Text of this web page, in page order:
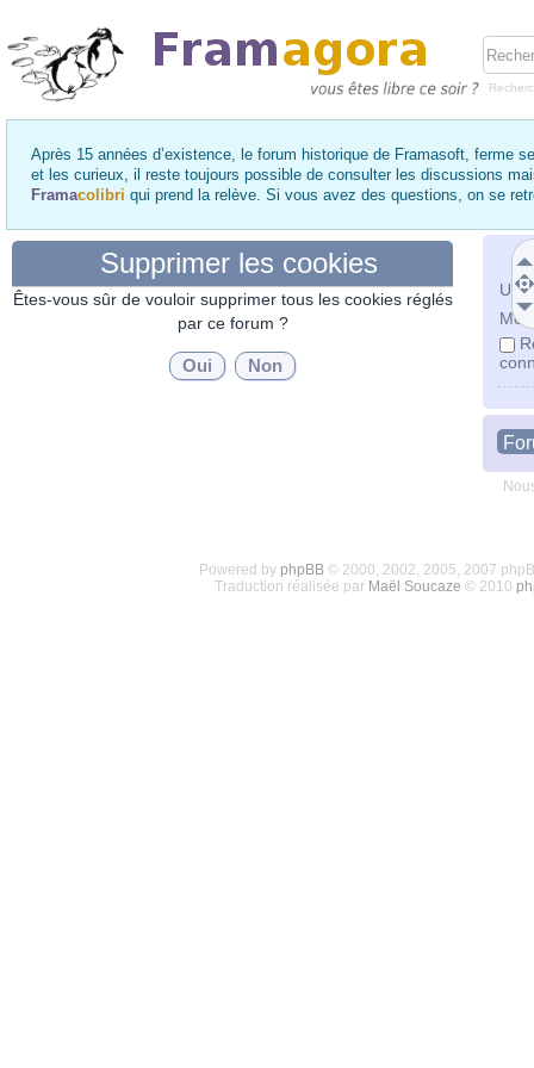
Après 15 années d’existence, le forum historique de Framasoft, ferme
et les curieux, il reste toujours possible de consulter les discussions
Framacolibri qui prend la relève. Si vous avez des questions, on se
Mot
Supprimer les cookies
Êtes-vous sûr de vouloir supprimer tous les cookies réglés
par ce forum ?
Powered by phpBB© 2000, 2002, 2005, 2007
Traduction réalisée par Maël Soucaze © 2010